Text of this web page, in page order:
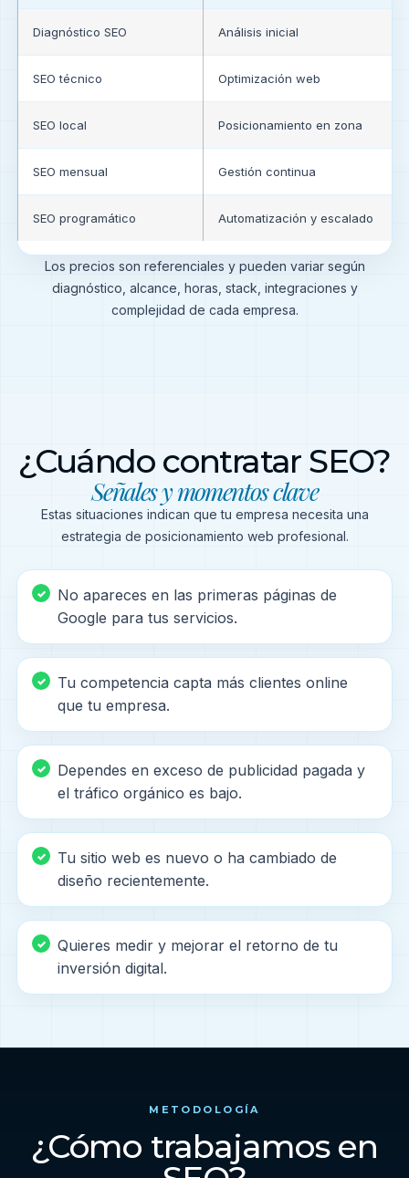
Diagnóstico SEO Análisis inicial
SEO técnico Optimización web
SEO local Posicionamiento en zona
SEO mensual Gestión continua
SEO programático Automatización y escalado
Los precios son referenciales y pueden variar según
diagnóstico, alcance, horas, stack, integraciones y
complejidad de cada empresa.
¿Cuándo contratar SEO?
Señales y momentos clave
Estas situaciones indican que tu empresa necesita una
estrategia de posicionamiento web profesional.
No apareces en las primeras páginas de
Google para tus servicios.
Tu competencia capta más clientes online
que tu empresa.
Dependes en exceso de publicidad pagada y
el tráfico orgánico es bajo.
Tu sitio web es nuevo o ha cambiado de
diseño recientemente.
Quieres medir y mejorar el retorno de tu
inversión digital.
METODOLOGÍA
¿Cómo trabajamos en